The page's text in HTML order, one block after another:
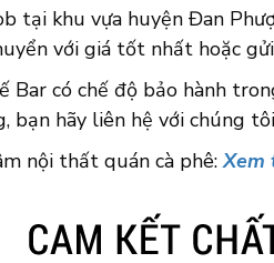
tại khu vựa huyện Đan
với giá tốt nhất hoặc
Bar có chế độ bảo hành
bạn hãy liên hệ với chúng
nội thất quán cà phê:Xem